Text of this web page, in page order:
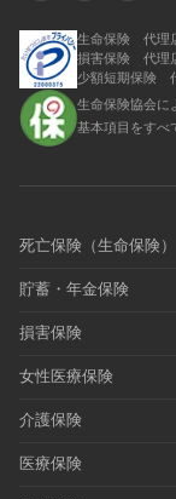
生命保険 代理
損害保険 代理
少額短期保険
生命保険協会に
基本項目をすべ
死亡保険（生命保険）
貯蓄・年金保険
損害保険
女性医療保険
介護保険
医療保険